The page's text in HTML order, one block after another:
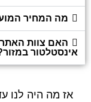
מה המחיר
האם צוות האתר
אינסטלטור
אז מה היה לנו